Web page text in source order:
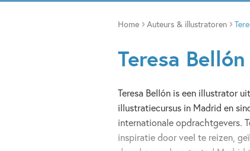
Home Auteurs & illustratoren
Teresa Bellón
Teresa Bellón is een illustrator
illustratiecursus in Madrid en
internationale opdrachtgevers.
inspiratie door veel te reizen,